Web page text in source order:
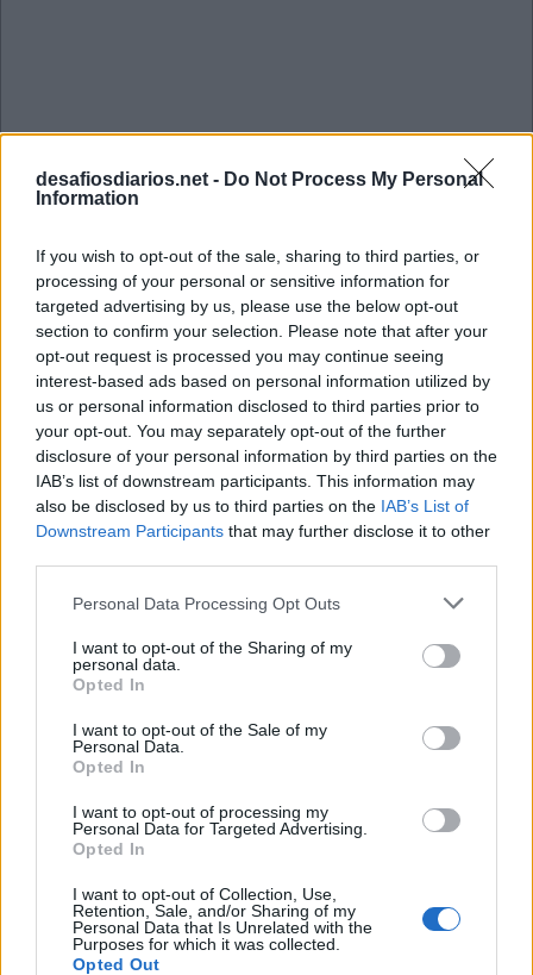
desafiosdiarios.net - Do Not Process My Personal
Information
If you wish to opt-out of the sale, sharing to third parties, or
processing of your personal or sensitive information for
targeted advertising by us, please use the below opt-out
section to confirm your selection. Please note that after your
opt-out request is processed you may continue seeing
interest-based ads based on personal information utilized by
us or personal information disclosed to third parties prior to
your opt-out. You may separately opt-out of the further
disclosure of your personal information by third parties on the
IAB’s list of downstream participants. This information may
also be disclosed by us to third parties on the IAB’s List of
Downstream Participants that may further disclose it to other
Personal Data Processing Opt Outs
I want to opt-out of the Sharing of my
personal data.
Opted In
I want to opt-out of the Sale of my
Personal Data.
Opted In
I want to opt-out of processing my
Personal Data for Targeted Advertising.
Opted In
I want to opt-out of Collection, Use,
Retention, Sale, and/or Sharing of my
Personal Data that Is Unrelated with the
Purposes for which it was collected.
Opted Out
Mini Agosto 23 2022 Cruzadinha
K I
D
T
O F U
Agora é que são __, o problema começa
Diz-se daquele muito dedicado aos estudos
E R
D
Documento de Arrecadação de Receitas Federais
A R
F
A parte final do intestino delgado humano